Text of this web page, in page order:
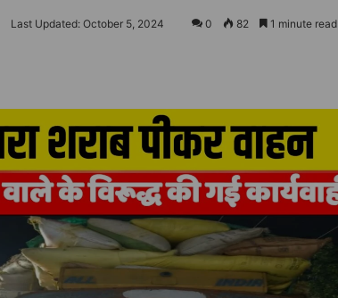
Last Updated: October 5, 2024 0 82 1 minute read